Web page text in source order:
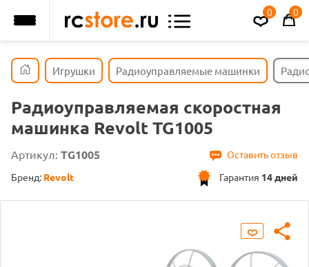
0 0
Игрушки Радиоуправляемые машинки
Радиоуправляемая скоростная
машинка Revolt TG1005
Артикул: TG1005
Оставить отзыв
Гарантия 14 дней
Бренд: Revolt